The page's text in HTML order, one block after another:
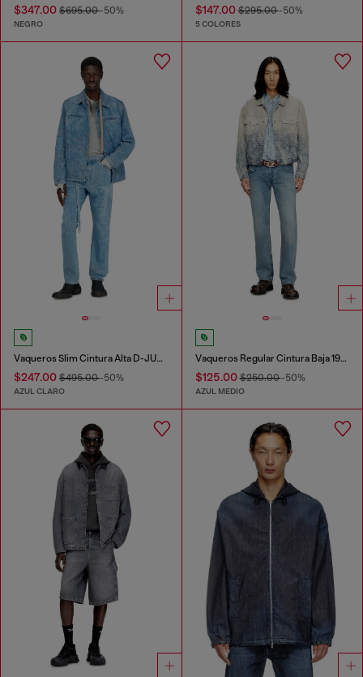
$347.00 $695.00-50%
NEGRO
$147.00$295.00-50%
5 COLORES
Vaqueros Slim Cintura Alta D-JUREN
$247.00 $495.00-50%
AZUL CLARO
Vaqueros Regular Cintura Baja 1985 Larkee
$125.00$250.00-50%
AZUL MEDIO